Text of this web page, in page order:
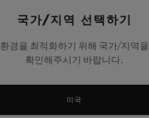
국가/지역 선택하기
환경을 최적화하기 위해 국가/지역을
확인해주시기 바랍니다.
미국